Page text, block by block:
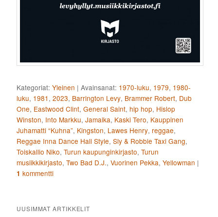
Kategoriat: Yleinen |Avainsanat: 1970-luku, 1979, 1980-
luku, 1981 ,2023, Barrington Levy, Brammer Robert, Dub
One, Eastwood Clint,General Saint, hip hop, Hislop
Winston, Into Markku,Jamaika, Kaski Tero, Kauppinen
Juhamatti “Kuhna”, Kingston, Lawes Henry, reggae,
Reggae Inna Dance Hall Style,Sly & Robbie Taxi Gang,
Toiskallio Niko,Turun kaupunginkirjasto,Turun
musiikkikirjasto,Two Bad D.J.,Vuorinen Pekka,Yellowman |
1 kommentti
UUSIMMAT ARTIKKELIT